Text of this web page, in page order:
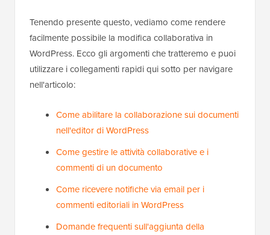
Tenendo presente questo, vediamo come rendere
facilmente possibile la modifica collaborativa in
WordPress. Ecco gli argomenti che tratteremo e puoi
utilizzare i collegamenti rapidi qui sotto per navigare
nell'articolo:
Come abilitare la collaborazione sui documenti
nell'editor di WordPress
Come gestire le attività collaborative e i
commenti di un documento
Come ricevere notifiche via email per i
commenti editoriali in WordPress
Domande frequenti sull'aggiunta della